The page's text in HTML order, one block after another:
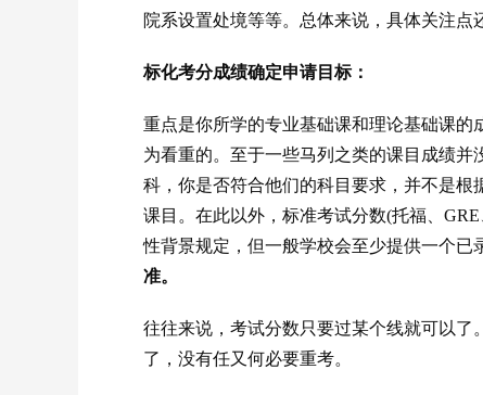
院系设置处境等等。总体来说，具体关注点
标化考分成绩确定申请目标：
重点是你所学的专业基础课和理论基础课
为看重的。至于一些马列之类的课目成绩
科，你是否符合他们的科目要求，并不是
课目。在此以外，标准考试分数(托福、
性背景规定，但一般学校会至少提供一个已
准。
往往来说，考试分数只要过某个线就可以了
了，没有任又何必要重考。